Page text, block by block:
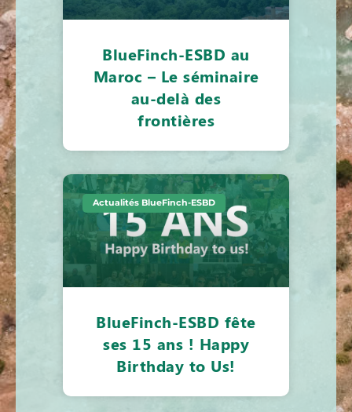
BlueFinch-ESBD au
Maroc – Le séminaire
au-delà des
frontières
Actualités BlueFinch-ESBD
BlueFinch-ESBD fête
ses 15 ans ! Happy
Birthday to Us!